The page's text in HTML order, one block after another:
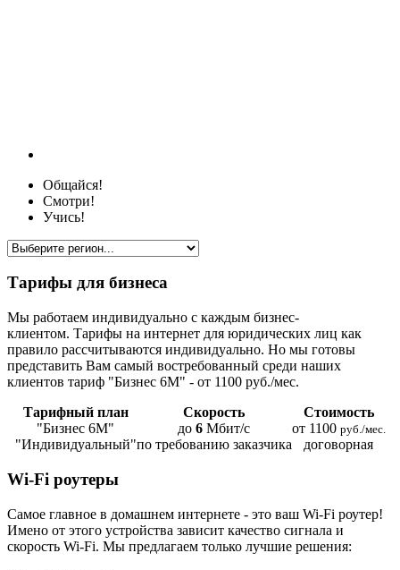
Общайся!
Смотри!
Учись!
Тарифы для бизнеса
Мы работаем индивидуально с каждым бизнес-
клиентом. Тарифы на интернет для юридических лиц как
правило рассчитываются индивидуально. Но мы готовы
представить Вам самый востребованный среди наших
клиентов тариф "Бизнес 6М" - от 1100 руб./мес.
Тарифный план
Скорость
Стоимость
"Бизнес 6М"
до 6 Мбит/с от 1100 руб./мес.
"Индивидуальный"по требованию заказчика договорная
Wi-Fi роутеры
Самое главное в домашнем интернете - это ваш Wi-Fi роутер!
Имено от этого устройства зависит качество сигнала и
скорость Wi-Fi. Мы предлагаем только лучшие решения: